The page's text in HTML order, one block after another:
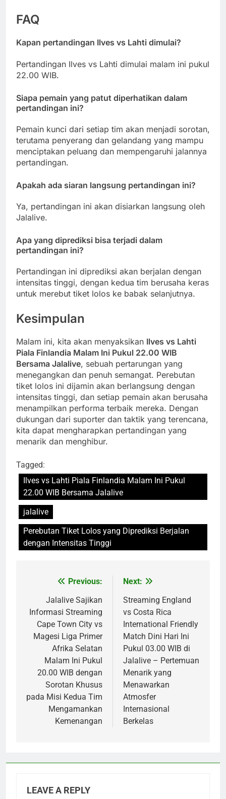
FAQ
Kapan pertandingan Ilves vs Lahti dimulai?
Pertandingan Ilves vs Lahti dimulai malam ini pukul
22.00 WIB.
Siapa pemain yang patut diperhatikan dalam
pertandingan ini?
Pemain kunci dari setiap tim akan menjadi sorotan,
terutama penyerang dan gelandang yang mampu
menciptakan peluang dan mempengaruhi jalannya
pertandingan.
Apakah ada siaran langsung pertandingan ini?
Ya, pertandingan ini akan disiarkan langsung oleh
Jalalive.
Apa yang diprediksi bisa terjadi dalam
pertandingan ini?
Pertandingan ini diprediksi akan berjalan dengan
intensitas tinggi, dengan kedua tim berusaha keras
untuk merebut tiket lolos ke babak selanjutnya.
Kesimpulan
Malam ini, kita akan menyaksikan Ilves vs Lahti
Piala Finlandia Malam Ini Pukul 22.00 WIB
Bersama Jalalive, sebuah pertarungan yang
menegangkan dan penuh semangat. Perebutan
tiket lolos ini dijamin akan berlangsung dengan
intensitas tinggi, dan setiap pemain akan berusaha
menampilkan performa terbaik mereka. Dengan
dukungan dari suporter dan taktik yang terencana,
kita dapat mengharapkan pertandingan yang
menarik dan menghibur.
Tagged:
Ilves vs Lahti Piala Finlandia Malam Ini Pukul
22.00 WIB Bersama Jalalive
jalalive
Perebutan Tiket Lolos yang Diprediksi Berjalan
dengan Intensitas Tinggi
navigation
Previous:
Jalalive Sajikan
Informasi Streaming
Cape Town City vs
Magesi Liga Primer
Afrika Selatan
Malam Ini Pukul
20.00 WIB dengan
Sorotan Khusus
pada Misi Kedua Tim
Mengamankan
Kemenangan
Next:
Streaming England
vs Costa Rica
International Friendly
Match Dini Hari Ini
Pukul 03.00 WIB di
Jalalive – Pertemuan
Menarik yang
Menawarkan
Atmosfer
Internasional
Berkelas
LEAVE A REPLY